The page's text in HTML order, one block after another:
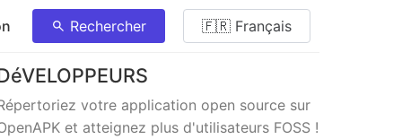
Rechercher 🇫🇷 Français
votre application open source sur
et atteignez plus d'utilisateurs FOSS !